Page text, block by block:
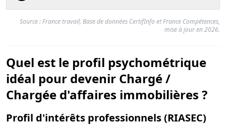
Source : France travail, Base de données CertifInfo et France Compétences,
mise à jour en 2026.
Quel est le profil psychométrique
idéal pour devenir Chargé /
Chargée d'affaires immobilières ?
Profil d'intérêts professionnels (RIASEC)